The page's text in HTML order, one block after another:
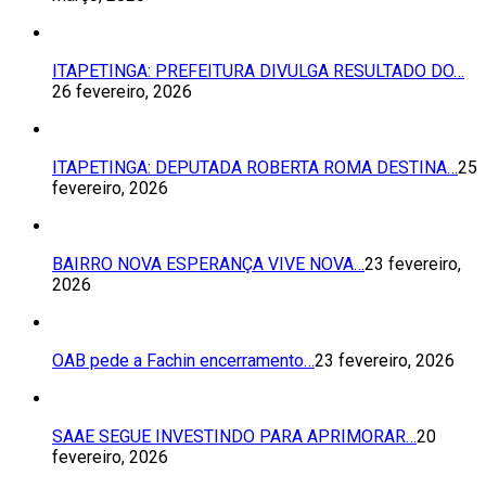
ITAPETINGA: PREFEITURA DIVULGA RESULTADO DO…
26 fevereiro, 2026
ITAPETINGA: DEPUTADA ROBERTA ROMA DESTINA…25
fevereiro, 2026
BAIRRO NOVA ESPERANÇA VIVE NOVA…23 fevereiro,
2026
OAB pede a Fachin encerramento…23 fevereiro, 2026
SAAE SEGUE INVESTINDO PARA APRIMORAR…20
fevereiro, 2026